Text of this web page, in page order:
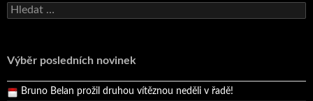
Vyhledávání
Výběr posledních novinek
Bruno Belan se radoval z triumfu na domácí dráze!
Pražský přebor neskrblil překvapeními!
Bruno Belan prožil druhou vítěznou neděli v řadě!